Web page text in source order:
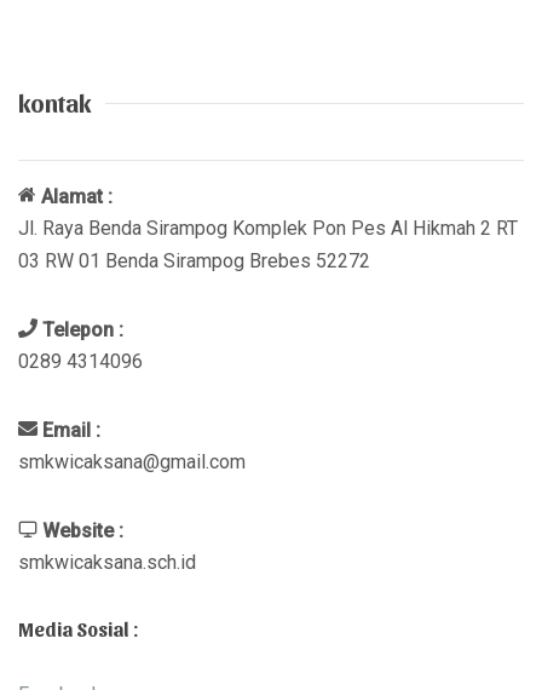
kontak
Alamat :
Jl. Raya Benda Sirampog Komplek Pon Pes Al Hikmah 2 RT
03 RW 01 Benda Sirampog Brebes 52272
Telepon :
0289 4314096
Email :
smkwicaksana@gmail.com
Website :
smkwicaksana.sch.id
Media Sosial :